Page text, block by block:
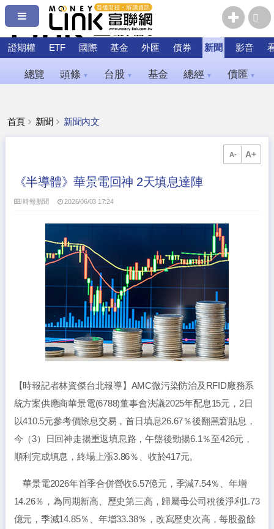
證期權 ETF 國際 基金 外匯 債券 新聞 影音
總覽 頭條 ▼ 台股 ▼ 基金 總經 ▼ 債匯 ▼
首頁 新聞 新聞內文
A- A+
《半導體》華景電回神 2天填息達陣
時報新聞 2026/06/03 17:24
【時報記者林資傑台北報導】AMC微污染防治及RFID廠務系
統方案供應商華景電(6788)董事會決議2025年配息15元，2日
以410.5元參考價除息交易，首日填息26.67％後翻黑窘貼息，
今（3）日回神走揚重返填息路，午盤後勁揚6.1％至426元，
順利完成填息，終場上漲3.86％、收於417元。
華景電2026年首季合併營收6.57億元，季減7.54％、年增
14.26％，為同期新高、歷史第三高，歸屬母公司稅後淨利1.73
億元，季減14.85％、年增33.38％，改寫歷史次高，每股盈餘